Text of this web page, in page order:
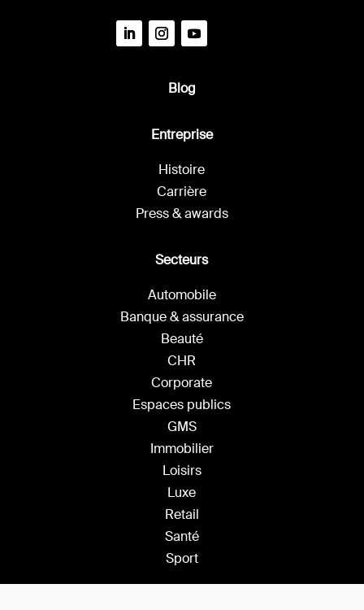
Secteurs
Automobile
Banque & assurance
Beauté
CHR
Corporate
Espaces publics
GMS
Immobilier
Loisirs
Luxe
Retail
Santé
Sport
Entreprise
Histoire
Carrière
Press & awards
Blog